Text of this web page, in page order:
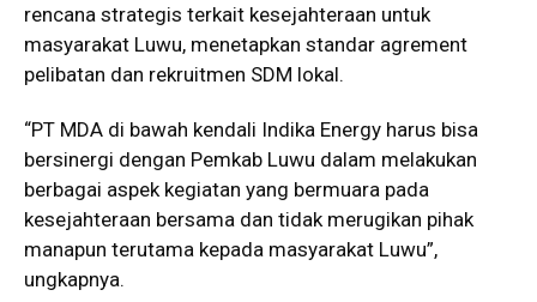
rencana strategis terkait kesejahteraan untuk
masyarakat Luwu, menetapkan standar agrement
pelibatan dan rekruitmen SDM lokal.
“PT MDA di bawah kendali Indika Energy harus bisa
bersinergi dengan Pemkab Luwu dalam melakukan
berbagai aspek kegiatan yang bermuara pada
kesejahteraan bersama dan tidak merugikan pihak
manapun terutama kepada masyarakat Luwu”,
ungkapnya.